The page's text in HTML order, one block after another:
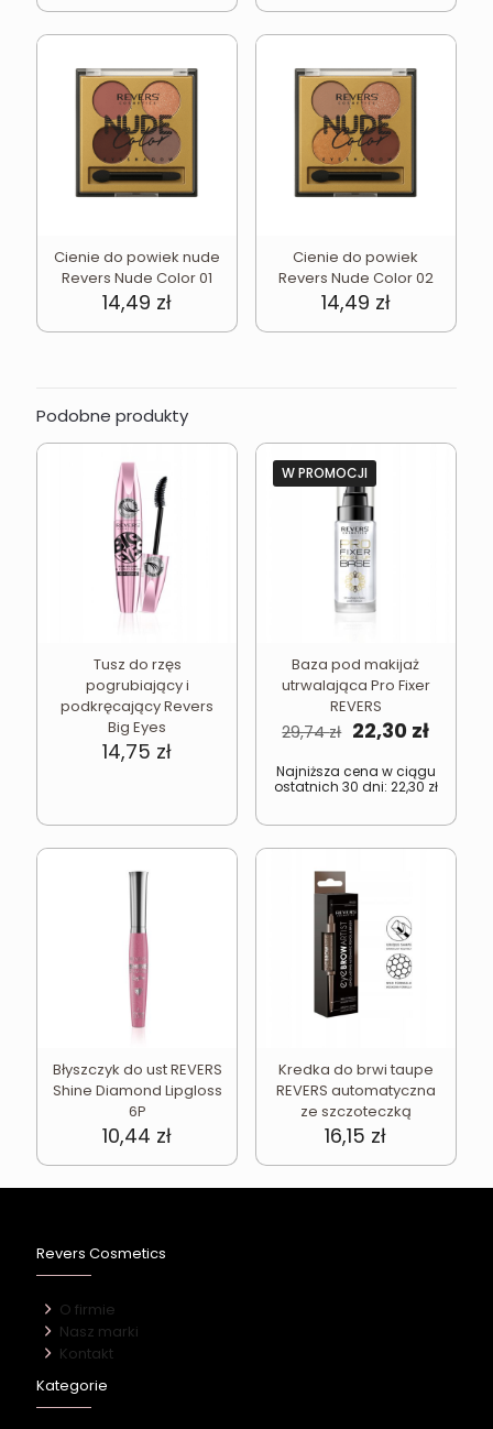
Cienie do powiek nude
Revers Nude Color 01
14,49 zł
Cienie do powiek
Revers Nude Color 02
14,49 zł
Podobne produkty
Tusz do rzęs
pogrubiający i
podkręcający Revers
Big Eyes
14,75 zł
W PROMOCJI
Baza pod makijaż
utrwalająca Pro Fixer
REVERS
29,74zł Pierwotna
wynosiła:
29,74 zł.
22,30 zł
22,30
Najniższa cena w ciągu
ostatnich 30 dni: 22,30 zł
Błyszczyk do ust REVERS
Shine Diamond Lipgloss
6P
10,44 zł
Kredka do brwi taupe
REVERS automatyczna
ze szczoteczką
16,15 zł
Revers Cosmetics
O firmie
Nasz marki
Kontakt
Kategorie